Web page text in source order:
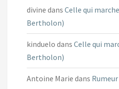
divine dans Celle qui
Bertholon)
kinduelo dans Celle qui
Bertholon)
Antoine Marie dans